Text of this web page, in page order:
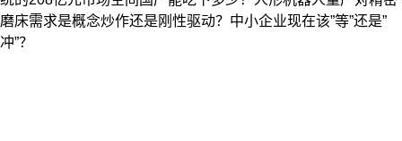
磨床需求是概念炒作还是刚性驱动？中小企业现在该”等”还是”
冲”？